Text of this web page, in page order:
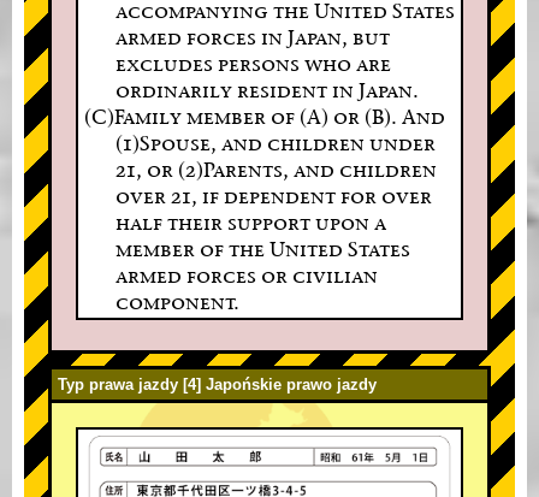
accompanying the United States
armed forces in Japan, but
excludes persons who are
ordinarily resident in Japan.
(C)Family member of (A) or (B). And
(1)Spouse, and children under
21, or (2)Parents, and children
over 21, if dependent for over
half their support upon a
member of the United States
armed forces or civilian
component.
Typ prawa jazdy [4] Japońskie prawo jazdy